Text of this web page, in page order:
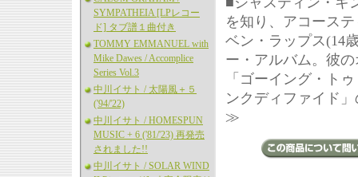
SYMPATHEIA [LPレコー
ド] タブ譜１曲付き
TOMMY EMMANUEL with
Mike Dawes / Accomplice
Series Vol.3
中川イサト / 太陽風＋５
('94/'22)
中川イサト / HOMESPUN
MUSIC + 6 ('81/'23) 再発売
されました!!
中川イサト / SOLAR WIND
を知り、アコース
ベン・ラップス(14
ー・アルバム。彼
「ゴーイング・ト
ンクディファイド
≫